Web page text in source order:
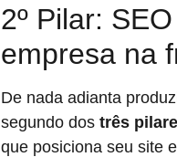
2º Pilar:
empresa na
De nada adianta
segundo dos três
que posiciona seu site